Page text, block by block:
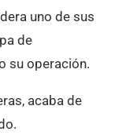
uno de sus
de
su operación.
acaba de